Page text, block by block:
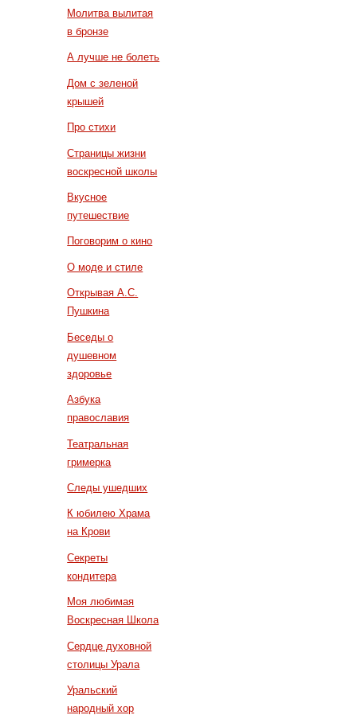
Молитва вылитая
в бронзе
А лучше не болеть
Дом с зеленой
крышей
Про стихи
Страницы жизни
воскресной школы
Вкусное
путешествие
Поговорим о кино
О моде и стиле
Открывая А.С.
Пушкина
Беседы о
душевном
здоровье
Азбука
православия
Театральная
гримерка
Следы ушедших
К юбилею Храма
на Крови
Секреты
кондитера
Моя любимая
Воскресная Школа
Сердце духовной
столицы Урала
Уральский
народный хор